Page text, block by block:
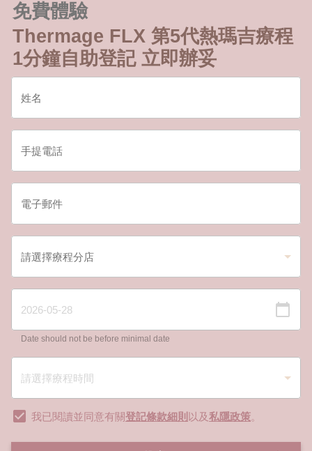
免費體驗
Thermage FLX 第5代熱瑪吉療程
1分鐘自助登記 立即辦妥
Date should not be before minimal date
我已閱讀並同意有關登記條款細則 以及私隱政策。